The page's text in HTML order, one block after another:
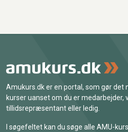
Amukurs.dk er en portal, som gør det
kurser uanset om du er medarbejder,
tillidsrepræsentant eller ledig.
I søgefeltet kan du søge alle AMU-